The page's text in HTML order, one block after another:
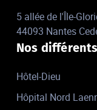
5 allée de l'Île-
44093 Nantes
Nos
Hôtel-Dieu
Hôpital Nord